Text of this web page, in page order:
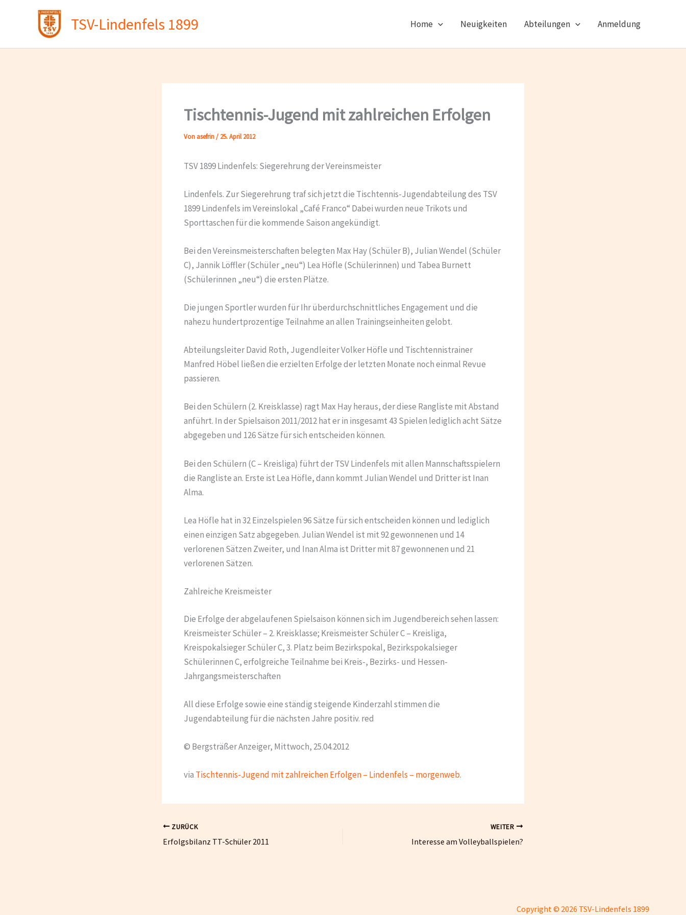
TSV-Lindenfels 1899 Home Neuigkeiten Abteilungen Anmeldung
Tischtennis-Jugend mit zahlreichen Erfolgen
Von asefrin/ 25. April 2012
TSV 1899 Lindenfels: Siegerehrung der Vereinsmeister
Lindenfels. Zur Siegerehrung traf sich jetzt die Tischtennis-Jugendabteilung des TSV
1899 Lindenfels im Vereinslokal „Café Franco“ Dabei wurden neue Trikots und
Sporttaschen für die kommende Saison angekündigt.
Bei den Vereinsmeisterschaften belegten Max Hay (Schüler B), Julian Wendel (Schüler
C), Jannik Löffler (Schüler „neu“) Lea Höfle (Schülerinnen) und Tabea Burnett
(Schülerinnen „neu“) die ersten Plätze.
Die jungen Sportler wurden für Ihr überdurchschnittliches Engagement und die
nahezu hundertprozentige Teilnahme an allen Trainingseinheiten gelobt.
Abteilungsleiter David Roth, Jugendleiter Volker Höfle und Tischtennistrainer
Manfred Höbel ließen die erzielten Erfolge der letzten Monate noch einmal Revue
passieren.
Bei den Schülern (2. Kreisklasse) ragt Max Hay heraus, der diese Rangliste mit Abstand
anführt. In der Spielsaison 2011/2012 hat er in insgesamt 43 Spielen lediglich acht Sätze
abgegeben und 126 Sätze für sich entscheiden können.
Bei den Schülern (C – Kreisliga) führt der TSV Lindenfels mit allen Mannschaftsspielern
die Rangliste an. Erste ist Lea Höfle, dann kommt Julian Wendel und Dritter ist Inan
Alma.
Lea Höfle hat in 32 Einzelspielen 96 Sätze für sich entscheiden können und lediglich
einen einzigen Satz abgegeben. Julian Wendel ist mit 92 gewonnenen und 14
verlorenen Sätzen Zweiter, und Inan Alma ist Dritter mit 87 gewonnenen und 21
verlorenen Sätzen.
Zahlreiche Kreismeister
Die Erfolge der abgelaufenen Spielsaison können sich im Jugendbereich sehen lassen:
Kreismeister Schüler – 2. Kreisklasse; Kreismeister Schüler C – Kreisliga,
Kreispokalsieger Schüler C, 3. Platz beim Bezirkspokal, Bezirkspokalsieger
Schülerinnen C, erfolgreiche Teilnahme bei Kreis-, Bezirks- und Hessen-
Jahrgangsmeisterschaften
All diese Erfolge sowie eine ständig steigende Kinderzahl stimmen die
Jugendabteilung für die nächsten Jahre positiv. red
© Bergsträßer Anzeiger, Mittwoch, 25.04.2012
via Tischtennis-Jugend mit zahlreichen Erfolgen – Lindenfels – morgenweb.
ZURÜCK
Erfolgsbilanz TT-Schüler 2011
WEITER
Interesse am Volleyballspielen?
Copyright © 2026 TSV-Lindenfels 1899